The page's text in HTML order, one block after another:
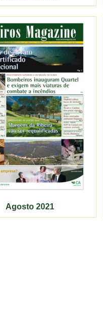
Agosto 2021